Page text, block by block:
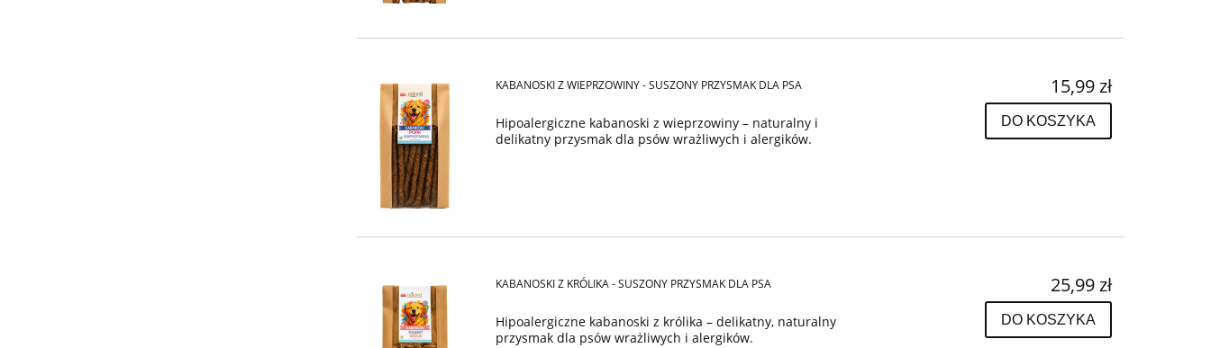
KABANOSKI Z WIEPRZOWINY - SUSZONY PRZYSMAK DLA PSA
Hipoalergiczne kabanoski z wieprzowiny – naturalny i
delikatny przysmak dla psów wrażliwych i alergików.
15,99 zł
DO KOSZYKA
KABANOSKI Z KRÓLIKA - SUSZONY PRZYSMAK DLA PSA
Hipoalergiczne kabanoski z królika – delikatny, naturalny
przysmak dla psów wrażliwych i alergików.
25,99 zł
DO KOSZYKA